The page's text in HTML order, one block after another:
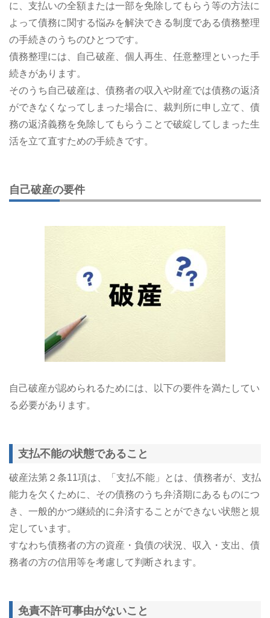
に、支払いの全額または一部を免除してもらう等の方法に
よって債務に関する悩みを解決できる制度である債務整理
の手続きのうちのひとつです。
債務整理には、自己破産、個人再生、任意整理といった手
続きがあります。
そのうち自己破産は、債務者の収入や財産では債務の返済
ができなくなってしまった場合に、裁判所に申し立て、債
務の返済義務を免除してもらうことで破綻してしまった生
活を立て直すための手続きです。
自己破産の要件
自己破産が認められるためには、以下の要件を満たしてい
る必要があります。
支払不能の状態であること
破産法第２条11項は、「支払不能」とは、債務者が、支払
能力を欠くために、その債務のうち弁済期にあるものにつ
き、一般的かつ継続的に弁済することができない状態と規
定しています。
すなわち債務者の方の資産・負債の状況、収入・支出、債
務者の方の信用等を考慮して判断されます。
免責不許可事由がないこと